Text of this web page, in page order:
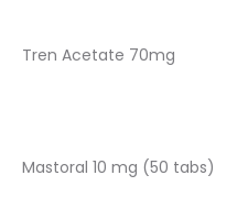
Tren Acetate 70mg
Mastoral 10 mg (50 tabs)